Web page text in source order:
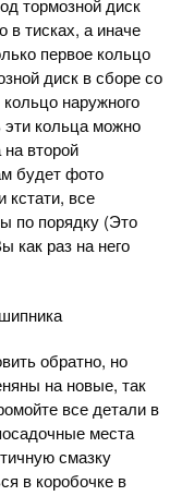
тормозной диск
в тисках, а иначе
первое кольцо
диск в сборе со
наружного
кольца можно
второй
будет фото
кстати, все
по порядку (Это
как раз на него
обратно, но
на новые, так
все детали в
места
смазку
в коробочке в